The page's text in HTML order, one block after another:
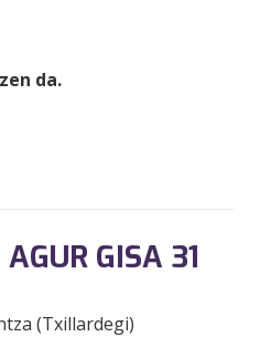
da.
GISA 31
(Txillardegi)